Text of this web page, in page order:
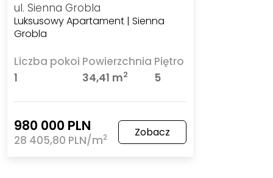
ul. Sienna Grobla
Luksusowy Apartament | Sienna
Grobla
Liczba pokoi
1
Powierzchnia
34,41 m2
Piętro
5
980 000 PLN
28 405,80 PLN/m2 Zobacz